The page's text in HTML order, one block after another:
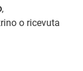
,
o ricevuta